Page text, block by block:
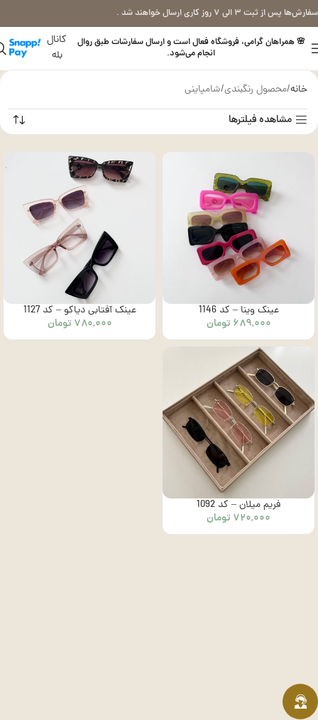
سفارش‌ها پس از ثبت ۳ الی ۷ روز کاری ارسال خواهند شد .
🌸 همراهان گرامی، فروشگاه فعال است و ارسال سفارشات طبق روال
انجام می‌شود.
کانال
بله
خانه محصول رنگبندی شامپاینی
مشاهده فیلترها
عینک وینا – کد 1146
۶۸۹,۰۰۰ تومان
عینک آفتابی دیاکو – کد 1127
۷۸۰,۰۰۰ تومان
فریم میلان – کد 1092
۷۲۰,۰۰۰ تومان